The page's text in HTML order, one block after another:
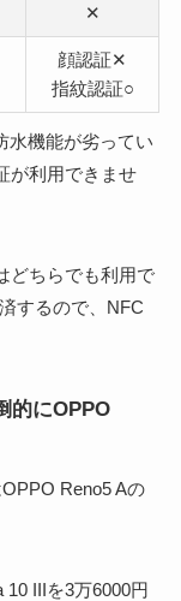
✕
顔認証✕
指紋認証○
水機能が劣ってい
が利用できませ
どちらでも利用で
するので、NFC
的にOPPO
Reno5 Aの
IIIを3万6000円